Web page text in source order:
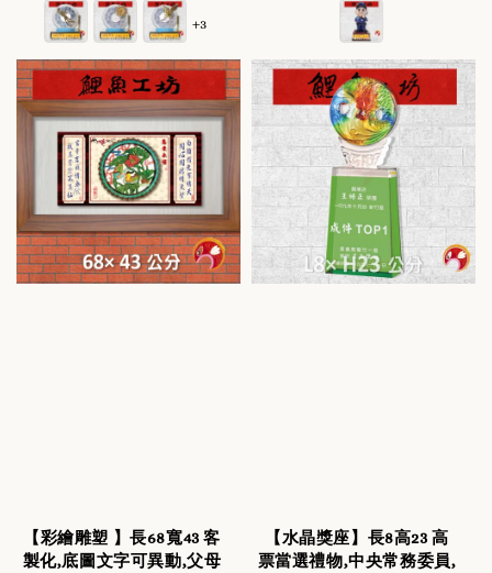
price
+3
price
【彩繪雕塑 】長68寬43 客
製化,底圖文字可異動,父母
【水晶獎座】長8高23 高
票當選禮物,中央常務委員,